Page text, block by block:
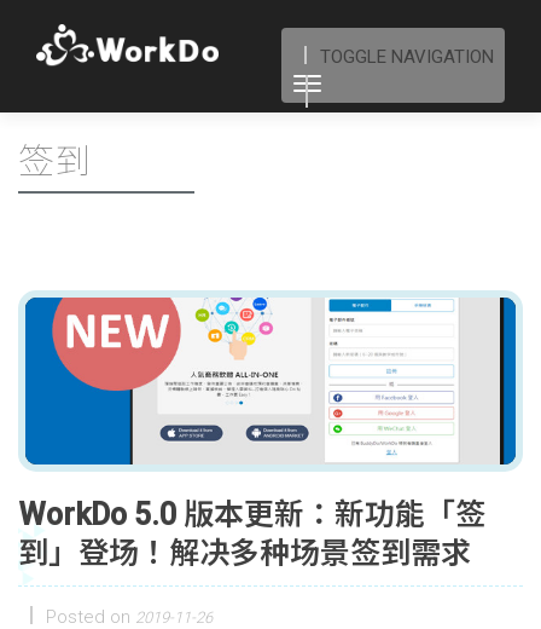
TOGGLE NAVIGATION
签到
WorkDo 5.0 版本更新：新功能「签
到」登场！解决多种场景签到需求
Posted on 2019-11-26